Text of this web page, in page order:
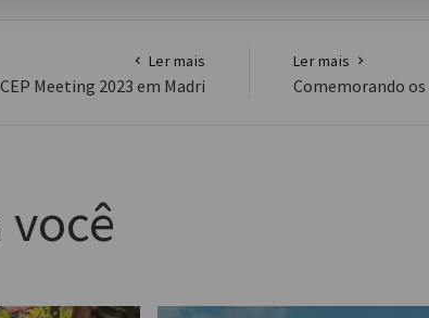
Ler mais
Meeting 2023 em Madri
Ler mais
Comemorando
você